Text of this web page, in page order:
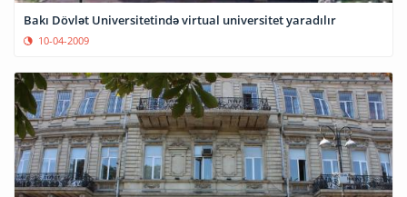
Bakı Dövlət Universitetində virtual universitet yaradılır
10-04-2009